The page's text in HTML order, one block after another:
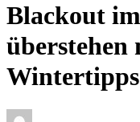
Blackout
Wintertipps